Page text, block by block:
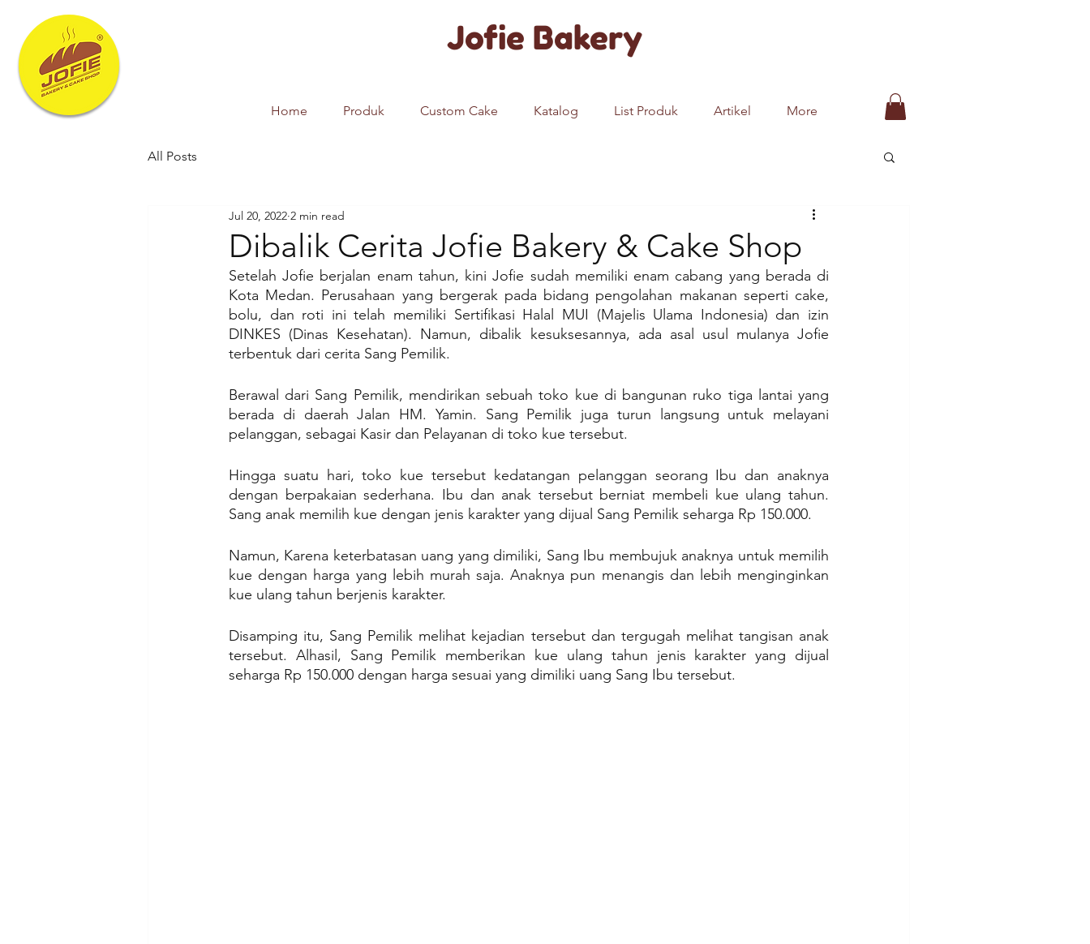
Jofie Bakery
Home Produk Custom Cake Katalog List Produk Artikel More
All Posts
Dibalik Cerita Jofie Bakery & Cake Shop
Jul 20, 2022 2 min read
Setelah Jofie berjalan enam tahun, kini Jofie sudah memiliki enam cabang yang berada di
Kota Medan. Perusahaan yang bergerak pada bidang pengolahan makanan seperti cake,
bolu, dan roti ini telah memiliki Sertifikasi Halal MUI (Majelis Ulama Indonesia) dan izin
DINKES (Dinas Kesehatan). Namun, dibalik kesuksesannya, ada asal usul mulanya Jofie
terbentuk dari cerita Sang Pemilik.
Berawal dari Sang Pemilik, mendirikan sebuah toko kue di bangunan ruko tiga lantai yang
berada di daerah Jalan HM. Yamin. Sang Pemilik juga turun langsung untuk melayani
pelanggan, sebagai Kasir dan Pelayanan di toko kue tersebut.
Hingga suatu hari, toko kue tersebut kedatangan pelanggan seorang Ibu dan anaknya
dengan berpakaian sederhana. Ibu dan anak tersebut berniat membeli kue ulang tahun.
Sang anak memilih kue dengan jenis karakter yang dijual Sang Pemilik seharga Rp 150.000.
Namun, Karena keterbatasan uang yang dimiliki, Sang Ibu membujuk anaknya untuk memilih
kue dengan harga yang lebih murah saja. Anaknya pun menangis dan lebih menginginkan
kue ulang tahun berjenis karakter.
Disamping itu, Sang Pemilik melihat kejadian tersebut dan tergugah melihat tangisan anak
tersebut. Alhasil, Sang Pemilik memberikan kue ulang tahun jenis karakter yang dijual
seharga Rp 150.000 dengan harga sesuai yang dimiliki uang Sang Ibu tersebut.